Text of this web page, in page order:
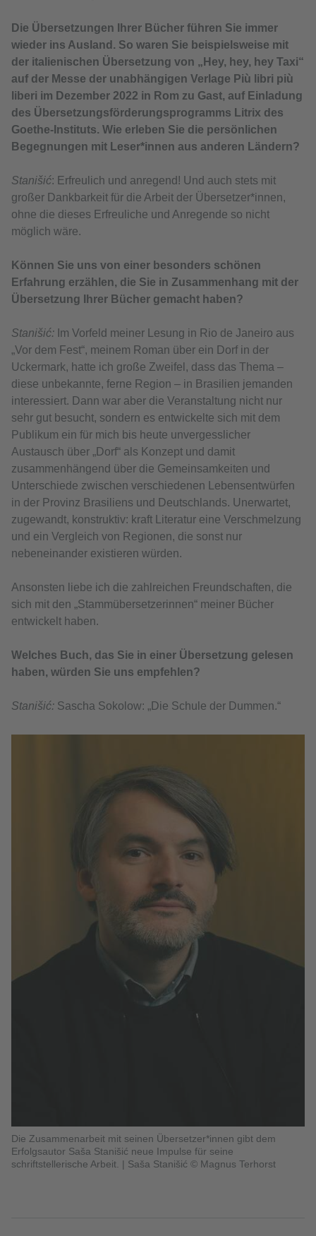
Die Übersetzungen Ihrer Bücher führen Sie immer
wieder ins Ausland. So waren Sie beispielsweise mit
der italienischen Übersetzung von „Hey, hey, hey Taxi“
auf der Messe der unabhängigen Verlage Più libri più
liberi im Dezember 2022 in Rom zu Gast, auf Einladung
des Übersetzungsförderungsprogramms Litrix des
Goethe-Instituts. Wie erleben Sie die persönlichen
Begegnungen mit Leser*innen aus anderen Ländern?
Stanišić: Erfreulich und anregend! Und auch stets mit
großer Dankbarkeit für die Arbeit der Übersetzer*innen,
ohne die dieses Erfreuliche und Anregende so nicht
möglich wäre.
Können Sie uns von einer besonders schönen
Erfahrung erzählen, die Sie in Zusammenhang mit der
Übersetzung Ihrer Bücher gemacht haben?
Stanišić: Im Vorfeld meiner Lesung in Rio de Janeiro aus
„Vor dem Fest“, meinem Roman über ein Dorf in der
Uckermark, hatte ich große Zweifel, dass das Thema –
diese unbekannte, ferne Region – in Brasilien jemanden
interessiert. Dann war aber die Veranstaltung nicht nur
sehr gut besucht, sondern es entwickelte sich mit dem
Publikum ein für mich bis heute unvergesslicher
Austausch über „Dorf“ als Konzept und damit
zusammenhängend über die Gemeinsamkeiten und
Unterschiede zwischen verschiedenen Lebensentwürfen
in der Provinz Brasiliens und Deutschlands. Unerwartet,
zugewandt, konstruktiv: kraft Literatur eine Verschmelzung
und ein Vergleich von Regionen, die sonst nur
nebeneinander existieren würden.
Ansonsten liebe ich die zahlreichen Freundschaften, die
sich mit den „Stammübersetzerinnen“ meiner Bücher
entwickelt haben.
Welches Buch, das Sie in einer Übersetzung gelesen
haben, würden Sie uns empfehlen?
Stanišić: Sascha Sokolow: „Die Schule der Dummen.“
Die Zusammenarbeit mit seinen Übersetzer*innen gibt dem
Erfolgsautor Saša Stanišić neue Impulse für seine
schriftstellerische Arbeit. | Saša Stanišić © Magnus Terhorst